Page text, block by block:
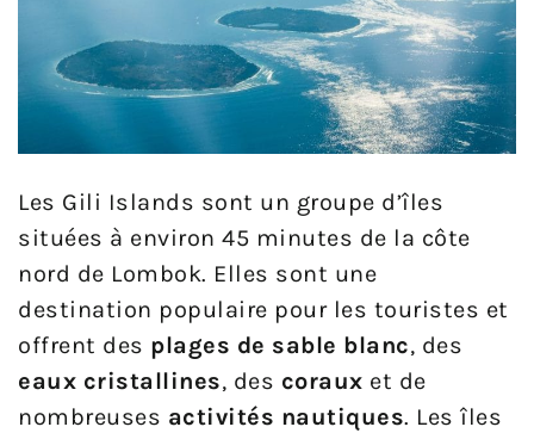
Les Gili Islands sont un groupe d’îles
situées à environ 45 minutes de la côte
nord de Lombok. Elles sont une
destination populaire pour les touristes et
offrent des plages de sable blanc, des
eaux cristallines, des coraux et de
nombreuses activités nautiques. Les îles